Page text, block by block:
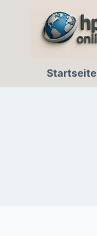
Startseite